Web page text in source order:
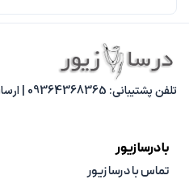
تلفن پشتیبانی: 09364368365 | ارسال از اصفهان به سراسر ایران، چندین هزار مدل متنوع، پاسخ‌گویی از 8 صبح تا 8 شب.
با درسا زیور
تماس با درسا زیور